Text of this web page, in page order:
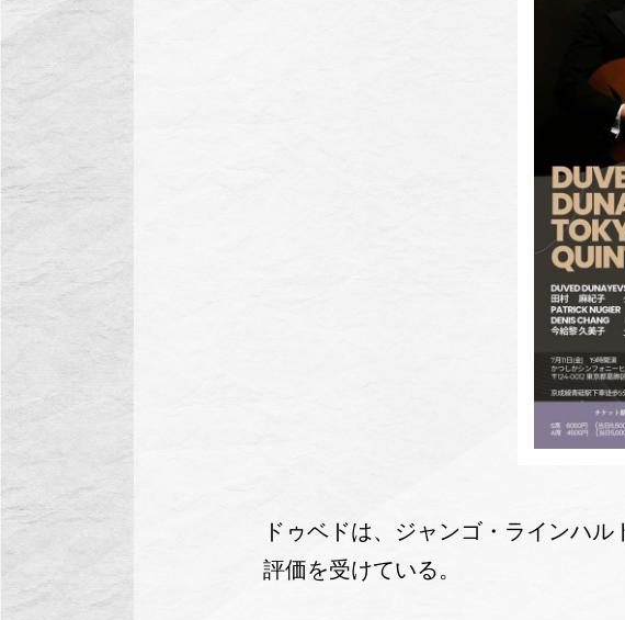
ドゥベドは、ジャンゴ・ラインハ
評価を受けている。